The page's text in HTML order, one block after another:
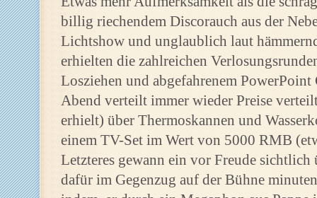
billig riechendem Discorauch aus der
Lichtshow und unglaublich laut
erhielten die zahlreichen
Losziehen und abgefahrenem
Abend verteilt immer wieder Preise
erhielt) über Thermoskannen und
einem TV-Set im Wert von 5000 RMB
Letzteres gewann ein vor Freude
dafür im Gegenzug auf der Bühne